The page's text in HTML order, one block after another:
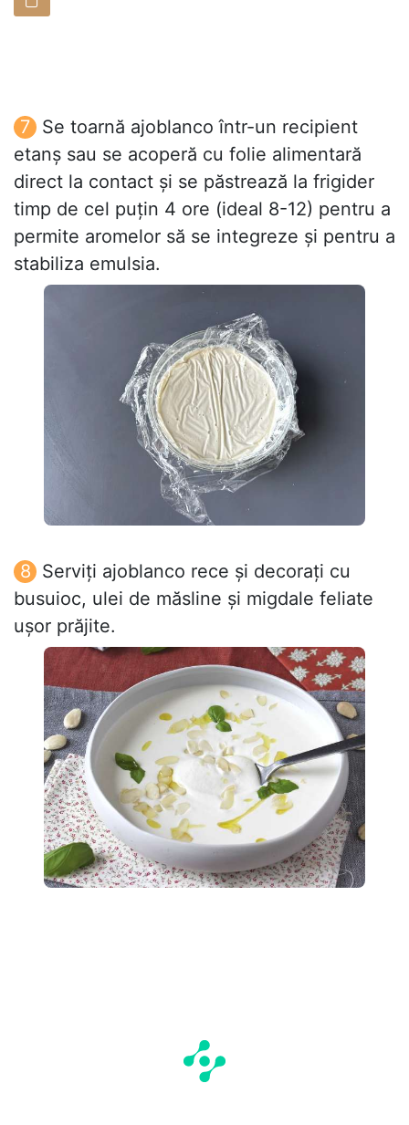
Se toarnă ajoblanco într-un recipient
etanș sau se acoperă cu folie alimentară
direct la contact și se păstrează la frigider
timp de cel puțin 4 ore (ideal 8-12) pentru a
permite aromelor să se integreze și pentru a
stabiliza emulsia.
Serviți ajoblanco rece și decorați cu
busuioc, ulei de măsline și migdale feliate
ușor prăjite.